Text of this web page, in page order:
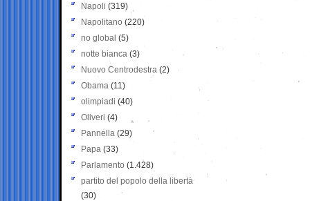
Napoli (319)
Napolitano (220)
no global (5)
notte bianca (3)
Nuovo Centrodestra (2)
Obama (11)
olimpiadi (40)
Oliveri (4)
Pannella (29)
Papa (33)
Parlamento (1.428)
partito del popolo della libertà
(30)